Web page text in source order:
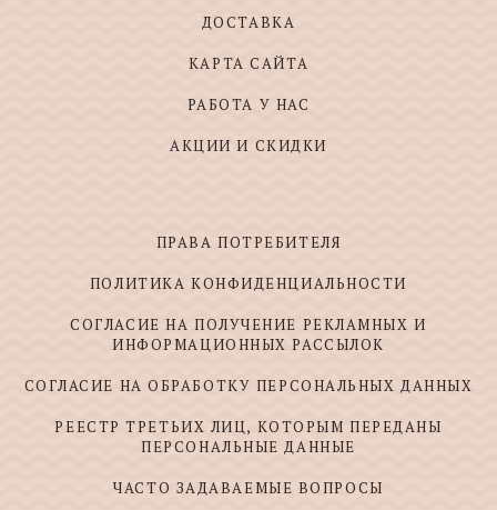
ДОСТАВКА
КАРТА САЙТА
РАБОТА У НАС
АКЦИИ И СКИДКИ
ПРАВА ПОТРЕБИТЕЛЯ
ПОЛИТИКА КОНФИДЕНЦИАЛЬНОСТИ
СОГЛАСИЕ НА ПОЛУЧЕНИЕ РЕКЛАМНЫХ И
ИНФОРМАЦИОННЫХ РАССЫЛОК
СОГЛАСИЕ НА ОБРАБОТКУ ПЕРСОНАЛЬНЫХ ДАННЫХ
РЕЕСТР ТРЕТЬИХ ЛИЦ, КОТОРЫМ ПЕРЕДАНЫ
ПЕРСОНАЛЬНЫЕ ДАННЫЕ
ЧАСТО ЗАДАВАЕМЫЕ ВОПРОСЫ